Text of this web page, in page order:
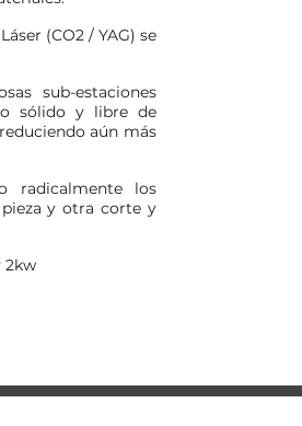
(CO2 / YAG) se
sub-estaciones
sólido y libre de
aún más
radicalmente los
y otra corte y
2kw​